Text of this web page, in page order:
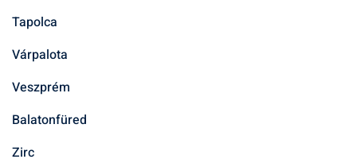
Tapolca
Várpalota
Veszprém
Balatonfüred
Zirc